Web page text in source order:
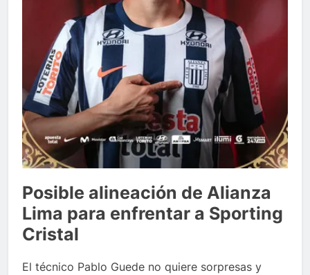
Posible alineación de Alianza
Lima para enfrentar a Sporting
Cristal
El técnico Pablo Guede no quiere sorpresas y